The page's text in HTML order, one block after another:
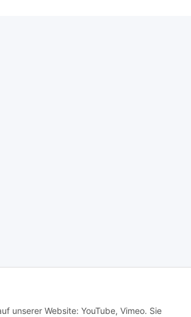
unserer Website: YouTube, Vimeo. Sie